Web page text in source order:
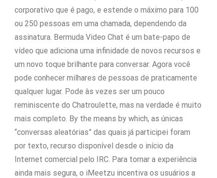
corporativo que é pago, e estende o máximo para 100
ou 250 pessoas em uma chamada, dependendo da
assinatura. Bermuda Video Chat é um bate-papo de
vídeo que adiciona uma infinidade de novos recursos e
um novo toque brilhante para conversar. Agora você
pode conhecer milhares de pessoas de praticamente
qualquer lugar. Pode às vezes ser um pouco
reminiscente do Chatroulette, mas na verdade é muito
mais completo. By the means by which, as únicas
“conversas aleatórias” das quais já participei foram
por texto, recurso disponível desde o início da
Internet comercial pelo IRC. Para tornar a experiência
ainda mais segura, o iMeetzu incentiva os usuários a